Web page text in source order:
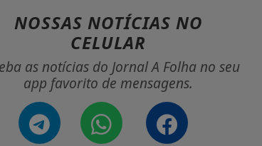
NOSSAS NOTÍCIAS NO
CELULAR
as notícias do Jornal A Folha no seu
app favorito de mensagens.